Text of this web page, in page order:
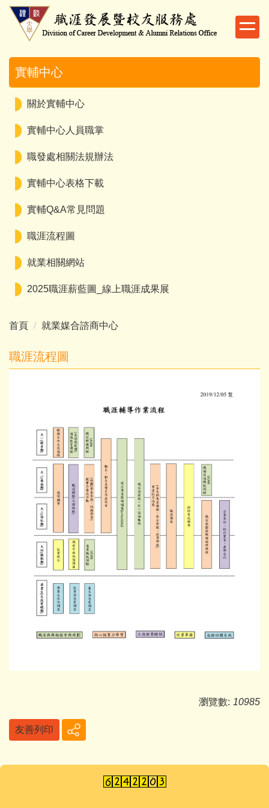
跳
實輔中心
關於實輔中心
實輔中心人員職掌
職發處相關法規辦法
實輔中心表格下載
實輔Q&A常見問題
職涯流程圖
就業相關網站
2025職涯薪藍圖_線上職涯成果展
首頁 就業媒合諮商中心
職涯流程圖
瀏覽數: 10985
友善列印